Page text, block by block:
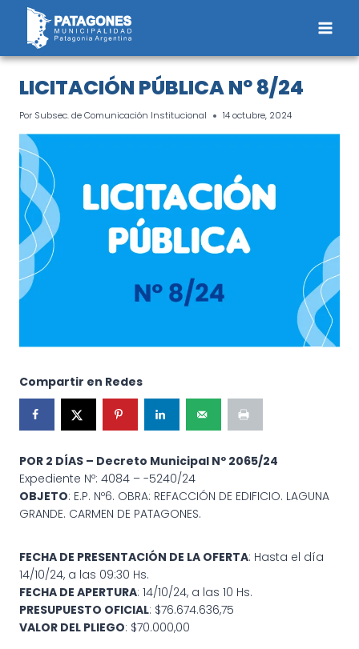
Saltar
contenido
LICITACIÓN PÚBLICA Nº 8/24
Por Subsec. de Comunicación Institucional 14 octubre, 2024
Compartir en Redes
POR 2 DÍAS – Decreto Municipal Nº 2065/24
Expediente Nº: 4084 – -5240/24
OBJETO: E.P. Nº6. OBRA: REFACCIÓN DE EDIFICIO. LAGUNA
GRANDE. CARMEN DE PATAGONES.
FECHA DE PRESENTACIÓN DE LA OFERTA: Hasta el día
14/10/24, a las 09:30 Hs.
FECHA DE APERTURA: 14/10/24, a las 10 Hs.
PRESUPUESTO OFICIAL: $76.674.636,75
VALOR DEL PLIEGO: $70.000,00